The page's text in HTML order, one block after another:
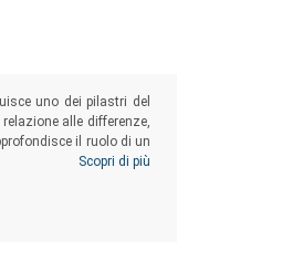
uno dei pilastri del
alle differenze,
il ruolo di un
fasi della vita.Scopri di più